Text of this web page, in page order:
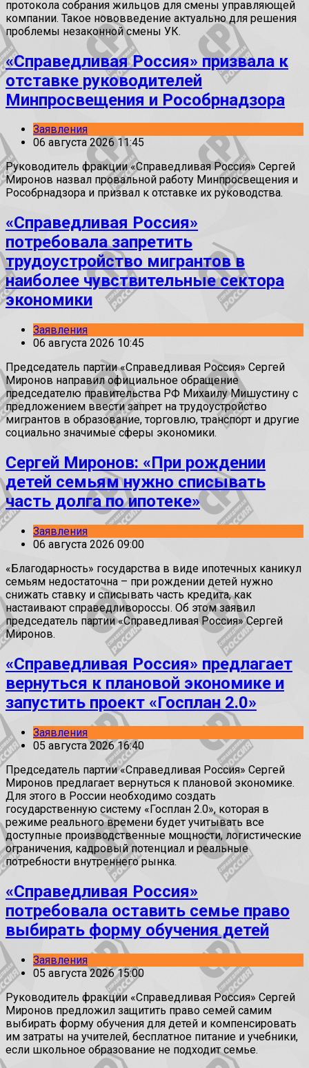
протокола собрания жильцов для смены управляющей
компании. Такое нововведение актуально для решения
проблемы незаконной смены УК.
«Справедливая Россия» призвала к
отставке руководителей
Минпросвещения и Рособрнадзора
Заявления
06 августа 2026 11:45
Руководитель фракции «Справедливая Россия» Сергей
Миронов назвал провальной работу Минпросвещения и
Рособрнадзора и призвал к отставке их руководства.
«Справедливая Россия»
потребовала запретить
трудоустройство мигрантов в
наиболее чувствительные сектора
экономики
Заявления
06 августа 2026 10:45
Председатель партии «Справедливая Россия» Сергей
Миронов направил официальное обращение
председателю правительства РФ Михаилу Мишустину с
предложением ввести запрет на трудоустройство
мигрантов в образование, торговлю, транспорт и другие
социально значимые сферы экономики.
Сергей Миронов: «При рождении
детей семьям нужно списывать
часть долга по ипотеке»
Заявления
06 августа 2026 09:00
«Благодарность» государства в виде ипотечных каникул
семьям недостаточна – при рождении детей нужно
снижать ставку и списывать часть кредита, как
настаивают справедливороссы. Об этом заявил
председатель партии «Справедливая Россия» Сергей
Миронов.
«Справедливая Россия» предлагает
вернуться к плановой экономике и
запустить проект «Госплан 2.0»
Заявления
05 августа 2026 16:40
Председатель партии «Справедливая Россия» Сергей
Миронов предлагает вернуться к плановой экономике.
Для этого в России необходимо создать
государственную систему «Госплан 2.0», которая в
режиме реального времени будет учитывать все
доступные производственные мощности, логистические
ограничения, кадровый потенциал и реальные
потребности внутреннего рынка.
«Справедливая Россия»
потребовала оставить семье право
выбирать форму обучения детей
Заявления
05 августа 2026 15:00
Руководитель фракции «Справедливая Россия» Сергей
Миронов предложил защитить право семей самим
выбирать форму обучения для детей и компенсировать
им затраты на учителей, бесплатное питание и учебники,
если школьное образование не подходит семье.